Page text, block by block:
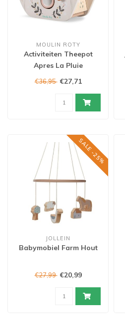
MOULIN ROTY
Activiteiten Theepot
Apres La Pluie
€36,95 €27,71
SALE -25%
JOLLEIN
Babymobiel Farm Hout
€27,99 €20,99